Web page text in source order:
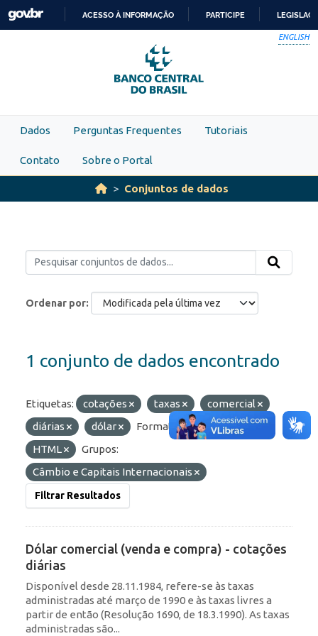
Skip to main content
PARA
O
CONTEÚDO
ACESSO À INFORMAÇÃO PARTICIPE
ENGLISH
Dados Perguntas Frequentes Tutoriais
Contato Sobre o Portal
Conjuntos de dados
Ordenar por
1 conjunto de dados encontrado
Etiquetas: cotações taxas
comercial
diárias
dólar Formatos:
OData
HTML
Grupos:
Câmbio e Capitais Internacionais
Filtrar Resultados
Dólar comercial (venda e compra) - cotações
diárias
Disponível desde 28.11.1984, refere-se às taxas
administradas até março de 1990 e às taxas livres a
partir de então (Resolução 1690, de 18.3.1990). As taxas
administradas são...